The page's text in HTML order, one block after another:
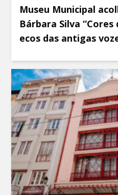
Museu Municipal
Bárbara Silva
ecos das antigas